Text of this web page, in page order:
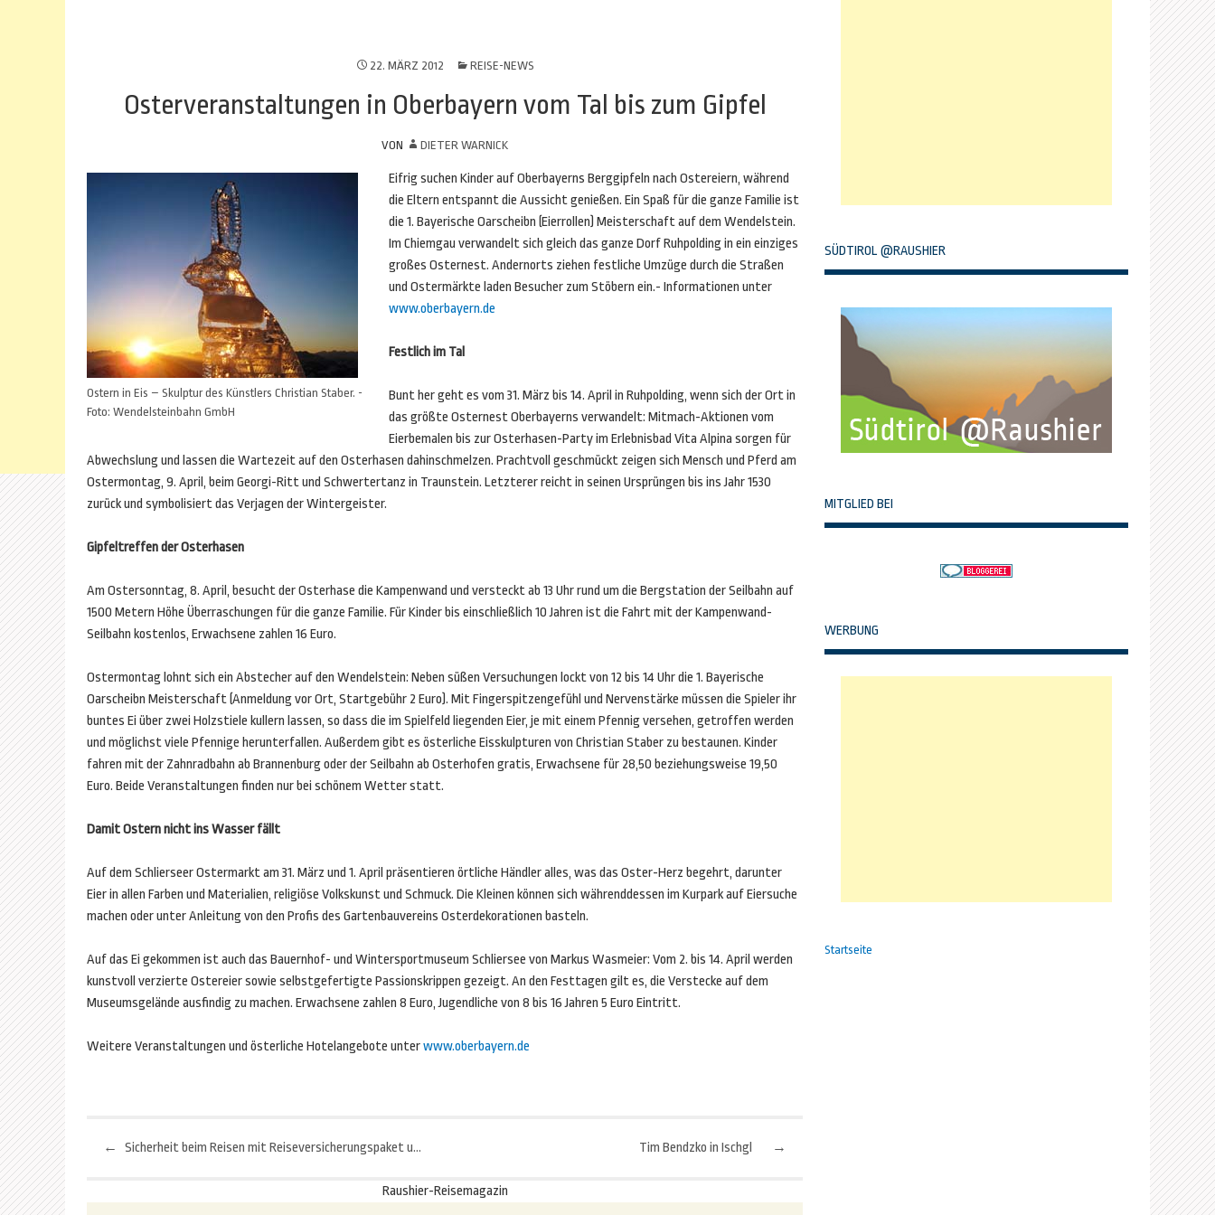
22. MÄRZ 2012 REISE-NEWS
Osterveranstaltungen in Oberbayern vom Tal bis zum Gipfel
VON DIETER WARNICK
Ostern in Eis – Skulptur des Künstlers Christian Staber. -
Foto: Wendelsteinbahn GmbH
Eifrig suchen Kinder auf Oberbayerns Berggipfeln nach Ostereiern, während
die Eltern entspannt die Aussicht genießen. Ein Spaß für die ganze Familie ist
die 1. Bayerische Oarscheibn (Eierrollen) Meisterschaft auf dem Wendelstein.
Im Chiemgau verwandelt sich gleich das ganze Dorf Ruhpolding in ein einziges
großes Osternest. Andernorts ziehen festliche Umzüge durch die Straßen
und Ostermärkte laden Besucher zum Stöbern ein.- Informationen unter
www.oberbayern.de
Festlich im Tal
Bunt her geht es vom 31. März bis 14. April in Ruhpolding, wenn sich der Ort in
das größte Osternest Oberbayerns verwandelt: Mitmach-Aktionen vom
Eierbemalen bis zur Osterhasen-Party im Erlebnisbad Vita Alpina sorgen für
Abwechslung und lassen die Wartezeit auf den Osterhasen dahinschmelzen. Prachtvoll geschmückt zeigen sich Mensch und Pferd am
Ostermontag, 9. April, beim Georgi-Ritt und Schwertertanz in Traunstein. Letzterer reicht in seinen Ursprüngen bis ins Jahr 1530
zurück und symbolisiert das Verjagen der Wintergeister.
Gipfeltreffen der Osterhasen
Am Ostersonntag, 8. April, besucht der Osterhase die Kampenwand und versteckt ab 13 Uhr rund um die Bergstation der Seilbahn auf
1500 Metern Höhe Überraschungen für die ganze Familie. Für Kinder bis einschließlich 10 Jahren ist die Fahrt mit der Kampenwand-
Seilbahn kostenlos, Erwachsene zahlen 16 Euro.
Ostermontag lohnt sich ein Abstecher auf den Wendelstein: Neben süßen Versuchungen lockt von 12 bis 14 Uhr die 1. Bayerische
Oarscheibn Meisterschaft (Anmeldung vor Ort, Startgebühr 2 Euro). Mit Fingerspitzengefühl und Nervenstärke müssen die Spieler ihr
buntes Ei über zwei Holzstiele kullern lassen, so dass die im Spielfeld liegenden Eier, je mit einem Pfennig versehen, getroffen werden
und möglichst viele Pfennige herunterfallen. Außerdem gibt es österliche Eisskulpturen von Christian Staber zu bestaunen. Kinder
fahren mit der Zahnradbahn ab Brannenburg oder der Seilbahn ab Osterhofen gratis, Erwachsene für 28,50 beziehungsweise 19,50
Euro. Beide Veranstaltungen finden nur bei schönem Wetter statt.
Damit Ostern nicht ins Wasser fällt
Auf dem Schlierseer Ostermarkt am 31. März und 1. April präsentieren örtliche Händler alles, was das Oster-Herz begehrt, darunter
Eier in allen Farben und Materialien, religiöse Volkskunst und Schmuck. Die Kleinen können sich währenddessen im Kurpark auf Eiersuche
machen oder unter Anleitung von den Profis des Gartenbauvereins Osterdekorationen basteln.
Auf das Ei gekommen ist auch das Bauernhof- und Wintersportmuseum Schliersee von Markus Wasmeier: Vom 2. bis 14. April werden
kunstvoll verzierte Ostereier sowie selbstgefertigte Passionskrippen gezeigt. An den Festtagen gilt es, die Verstecke auf dem
Museumsgelände ausfindig zu machen. Erwachsene zahlen 8 Euro, Jugendliche von 8 bis 16 Jahren 5 Euro Eintritt.
Weitere Veranstaltungen und österliche Hotelangebote unterwww.oberbayern.de
Beitragsnavigation
← Sicherheit beim Reisen mit Reiseversicherungspaket und MasterCard →
Tim Bendzko in Ischgl
Raushier-Reisemagazin
SÜDTIROL @RAUSHIER
MITGLIED BEI
WERBUNG
Startseite